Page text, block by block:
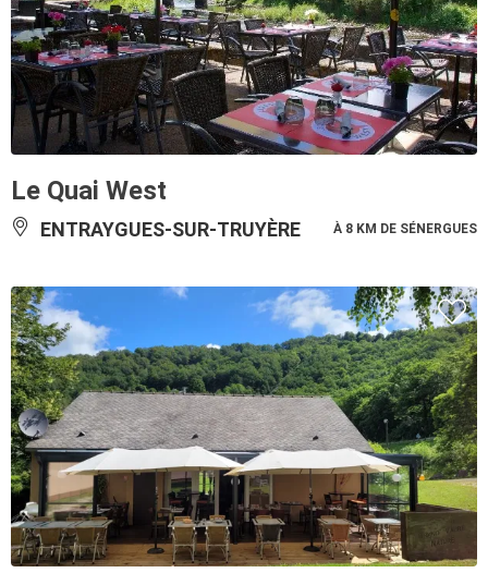
Le Quai West
ENTRAYGUES-SUR-TRUYÈRE À 8 KM DE SÉNERGUES